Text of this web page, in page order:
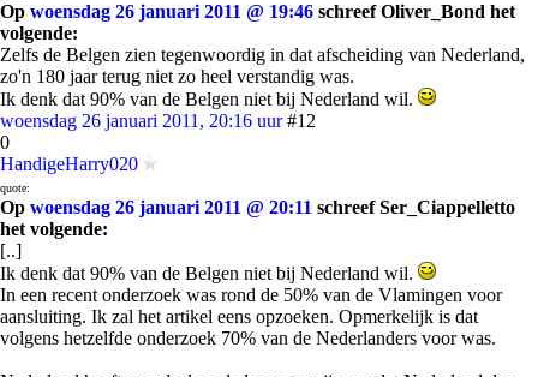
Op woensdag 26 januari 2011 @ 19:46 schreef Oliver_Bond het
volgende:
Zelfs de Belgen zien tegenwoordig in dat afscheiding van Nederland,
zo'n 180 jaar terug niet zo heel verstandig was.
Ik denk dat 90% van de Belgen niet bij Nederland wil.
woensdag 26 januari 2011, 20:16 uur #12
0
HandigeHarry020
quote:
Op woensdag 26 januari 2011 @ 20:11 schreef Ser_Ciappelletto
het volgende:
[..]
Ik denk dat 90% van de Belgen niet bij Nederland wil.
In een recent onderzoek was rond de 50% van de Vlamingen voor
aansluiting. Ik zal het artikel eens opzoeken. Opmerkelijk is dat
volgens hetzelfde onderzoek 70% van de Nederlanders voor was.